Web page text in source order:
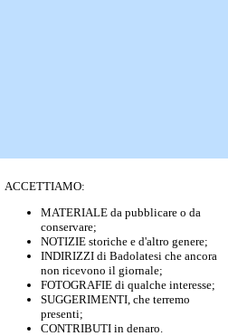
ACCETTIAMO:
MATERIALE da pubblicare o da
conservare;
NOTIZIE storiche e d'altro genere;
INDIRIZZI di Badolatesi che ancora
non ricevono il giornale;
FOTOGRAFIE di qualche interesse;
SUGGERIMENTI, che terremo
presenti;
CONTRIBUTI in denaro.